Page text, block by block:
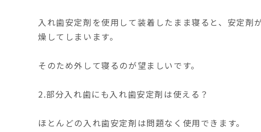
入れ歯安定剤を使用して装着したまま寝ると、安定剤
燥してしまいます。
そのため外して寝るのが望ましいです。
2.部分入れ歯にも入れ歯安定剤は使える？
ほとんどの入れ歯安定剤は問題なく使用できます。